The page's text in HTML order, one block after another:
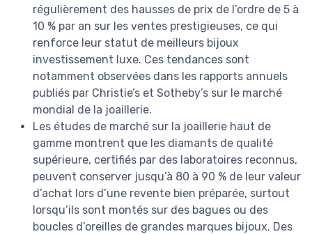
régulièrement des hausses de prix de l’ordre de 5 à
10 % par an sur les ventes prestigieuses, ce qui
renforce leur statut de meilleurs bijoux
investissement luxe. Ces tendances sont
notamment observées dans les rapports annuels
publiés par Christie’s et Sotheby’s sur le marché
mondial de la joaillerie.
Les études de marché sur la joaillerie haut de
gamme montrent que les diamants de qualité
supérieure, certifiés par des laboratoires reconnus,
peuvent conserver jusqu’à 80 à 90 % de leur valeur
d’achat lors d’une revente bien préparée, surtout
lorsqu’ils sont montés sur des bagues ou des
boucles d’oreilles de grandes marques bijoux. Des